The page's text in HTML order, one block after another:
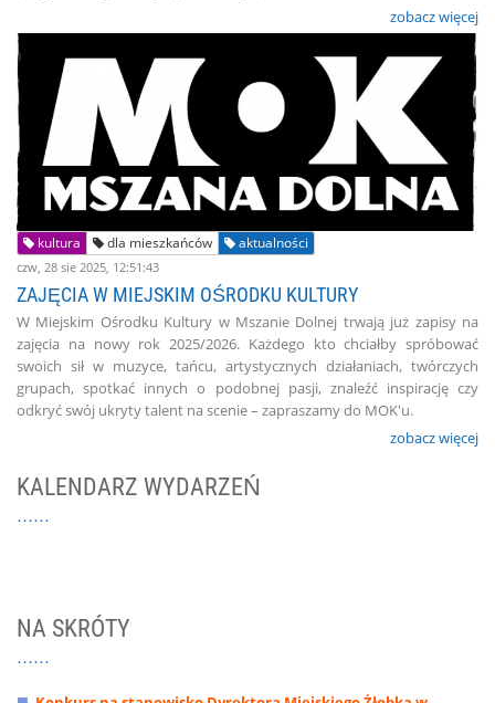
zobacz więcej
kultura dla mieszkańców aktualności
czw, 28 sie 2025, 12:51:43
ZAJĘCIA W MIEJSKIM OŚRODKU KULTURY
W Miejskim Ośrodku Kultury w Mszanie Dolnej trwają już zapisy na
zajęcia na nowy rok 2025/2026. Każdego kto chciałby spróbować
swoich sił w muzyce, tańcu, artystycznych działaniach, twórczych
grupach, spotkać innych o podobnej pasji, znaleźć inspirację czy
odkryć swój ukryty talent na scenie – zapraszamy do MOK'u.
zobacz więcej
KALENDARZ WYDARZEŃ
NA SKRÓTY